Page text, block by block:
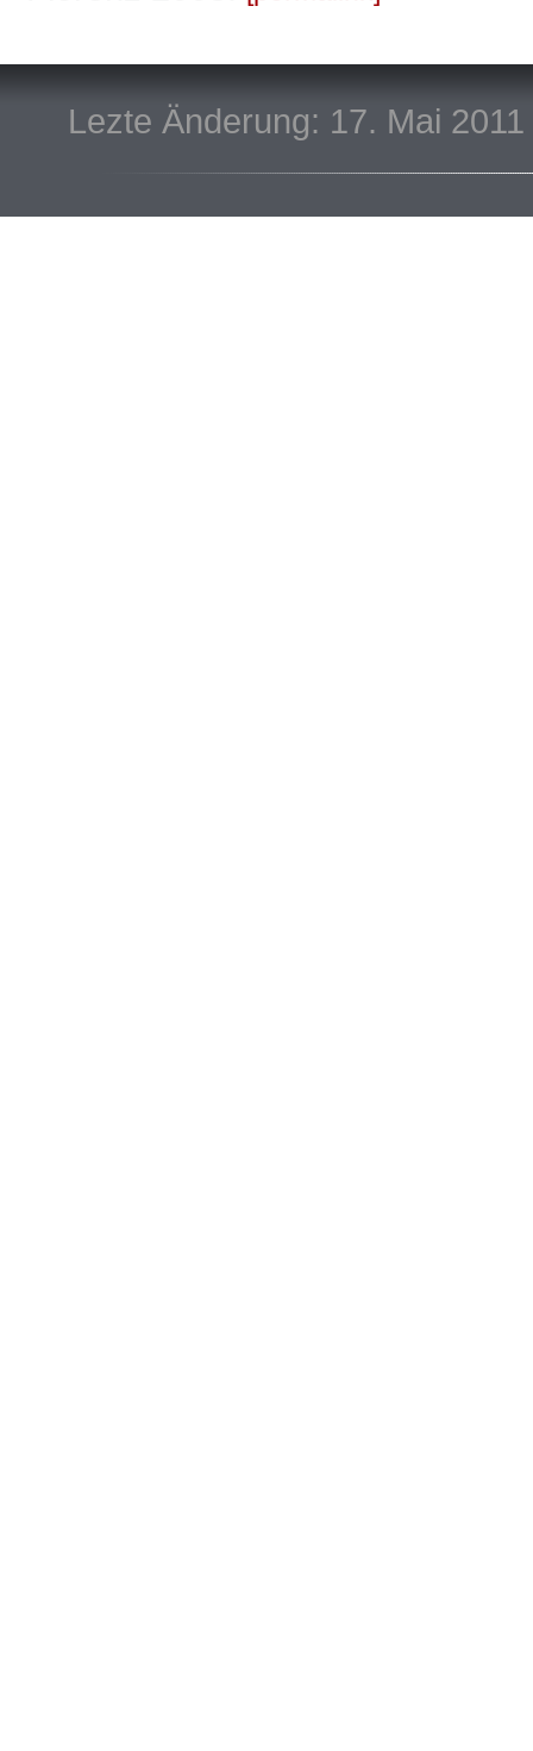
Lezte Änderung: 17. Mai